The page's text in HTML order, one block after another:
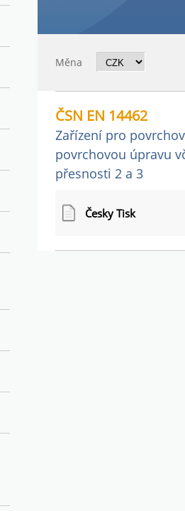
Měna
ČSN EN 14462
Zařízení pro
povrchovou úpravu
přesnosti 2 a 3
Česky Tisk